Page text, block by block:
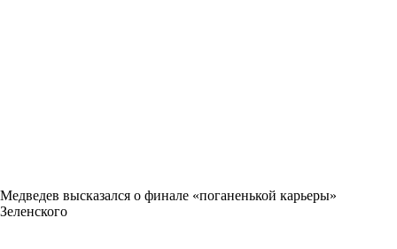
Медведев высказался о финале «поганенькой карьеры»
Зеленского